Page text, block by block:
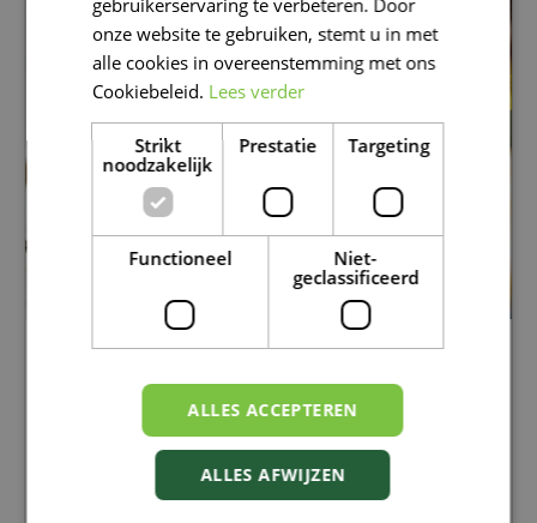
KRUIDEN DROGEN EN BEWAREN: GENIET
OOK LATER NOG VAN JE TUIN
Ontdek hoe je ze eenvoudig droogt
en bewaart, zodat je ook in de herfst en winter
geniet van verse smaken uit eigen tuin.
gebruikerservaring te verbeteren. Door
onze website te gebruiken, stemt u in met
alle cookies in overeenstemming met ons
Cookiebeleid. Lees verder
Strikt
noodzakelijk
Prestatie Targeting
Functioneel
Niet-
geclassificeerd
ALLES ACCEPTEREN
ALLES AFWIJZEN